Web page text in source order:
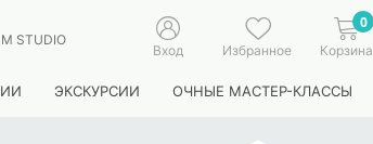
STUDIO
Вход Избранное
0
Корзина
ЭКСКУРСИИ ОЧНЫЕ МАСТЕР-КЛАССЫ